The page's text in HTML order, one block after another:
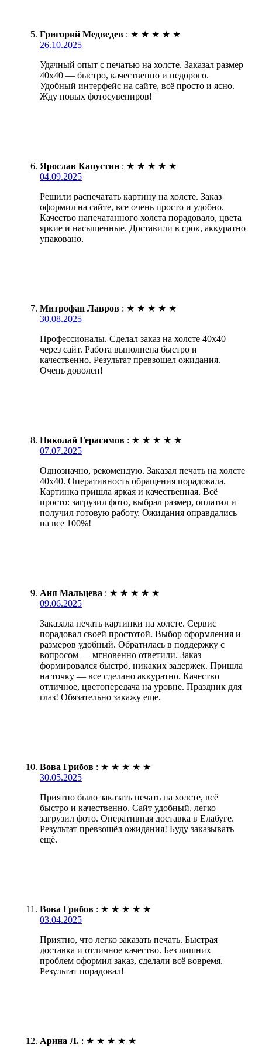
Григорий Медведев : ★ ★ ★ ★ ★
26.10.2025
Удачный опыт с печатью на холсте. Заказал размер
40х40 — быстро, качественно и недорого.
Удобный интерфейс на сайте, всё просто и ясно.
Жду новых фотосувениров!
Ярослав Капустин : ★ ★ ★ ★ ★
04.09.2025
Решили распечатать картину на холсте. Заказ
оформил на сайте, все очень просто и удобно.
Качество напечатанного холста порадовало, цвета
яркие и насыщенные. Доставили в срок, аккуратно
упаковано.
Митрофан Лавров : ★ ★ ★ ★ ★
30.08.2025
Профессионалы. Сделал заказ на холсте 40х40
через сайт. Работа выполнена быстро и
качественно. Результат превзошел ожидания.
Очень доволен!
Николай Герасимов : ★ ★ ★ ★ ★
07.07.2025
Однозначно, рекомендую. Заказал печать на холсте
40х40. Оперативность обращения порадовала.
Картинка пришла яркая и качественная. Всё
просто: загрузил фото, выбрал размер, оплатил и
получил готовую работу. Ожидания оправдались
на все 100%!
Аня Мальцева : ★ ★ ★ ★ ★
09.06.2025
Заказала печать картинки на холсте. Сервис
порадовал своей простотой. Выбор оформления и
размеров удобный. Обратилась в поддержку с
вопросом — мгновенно ответили. Заказ
формировался быстро, никаких задержек. Пришла
на точку — все сделано аккуратно. Качество
отличное, цветопередача на уровне. Праздник для
глаз! Обязательно закажу еще.
Вова Грибов : ★ ★ ★ ★ ★
30.05.2025
Приятно было заказать печать на холсте, всё
быстро и качественно. Сайт удобный, легко
загрузил фото. Оперативная доставка в Елабуге.
Результат превзошёл ожидания! Буду заказывать
ещё.
Вова Грибов : ★ ★ ★ ★ ★
03.04.2025
Приятно, что легко заказать печать. Быстрая
доставка и отличное качество. Без лишних
проблем оформил заказ, сделали всё вовремя.
Результат порадовал!
Арина Л. : ★ ★ ★ ★ ★